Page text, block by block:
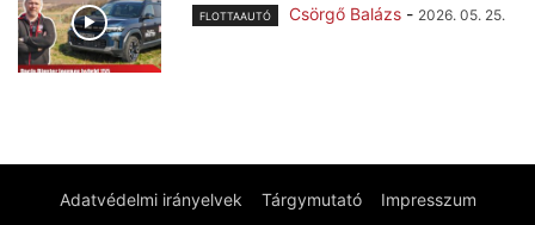
FLOTTAAUTÓ Csörgő Balázs - 2026. 05. 25.
Adatvédelmi irányelvek Tárgymutató Impresszum